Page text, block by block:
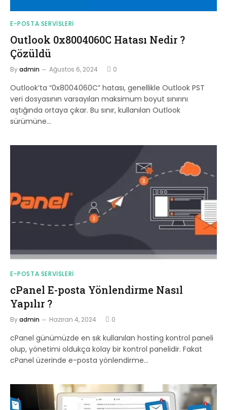
E-POSTA SERVISLERI
Outlook 0x8004060C Hatası Nedir ?
Çözüldü
Byadmin Ağustos 6, 2024 0
Outlook’ta “0x8004060C” hatası, genellikle Outlook PST
veri dosyasının varsayılan maksimum boyut sınırını
aştığında ortaya çıkar. Bu sınır, kullanılan Outlook
sürümüne…
E-POSTA SERVISLERI
cPanel E-posta Yönlendirme Nasıl
Yapılır ?
Byadmin Haziran 4, 2024 0
cPanel günümüzde en sık kullanılan hosting kontrol paneli
olup, yönetimi oldukça kolay bir kontrol panelidir. Fakat
cPanel üzerinde e-posta yönlendirme…